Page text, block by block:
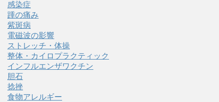
感染症
踵の痛み
紫斑病
電磁波の影響
ストレッチ・体操
整体・カイロプラクティック
インフルエンザワクチン
胆石
捻挫
食物アレルギー